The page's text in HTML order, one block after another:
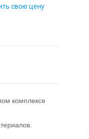
свою цену
комплексе